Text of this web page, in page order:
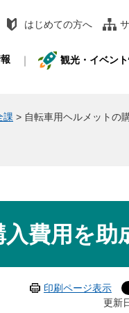
はじめての方へ
観光・イベン
課 > 自転車用ヘルメットの
費用を助
印刷ページ表示
更新